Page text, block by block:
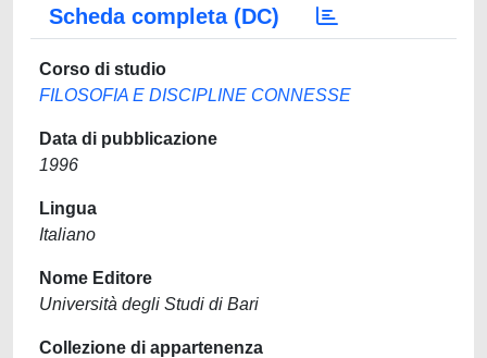
Scheda completa (DC)
Corso di studio
FILOSOFIA E DISCIPLINE CONNESSE
Data di pubblicazione
1996
Lingua
Italiano
Nome Editore
Università degli Studi di Bari
Collezione di appartenenza